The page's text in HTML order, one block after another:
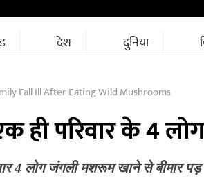
देश दुनिया
Fall Ill After Eating Wild Mushrooms
परिवार के 4 लोग
4 लोग जंगली मशरूम खाने‌ से बीमार